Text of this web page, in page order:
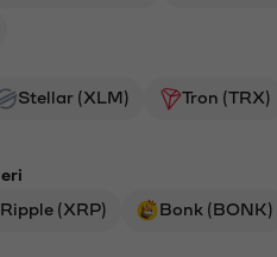
Stellar (XLM) Tron (TRX)
Ripple (XRP) Bonk (BONK)